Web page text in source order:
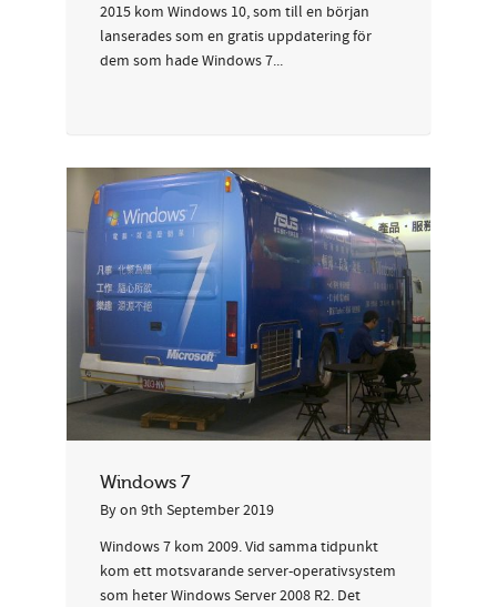
2015 kom Windows 10, som till en början
lanserades som en gratis uppdatering för
dem som hade Windows 7...
Windows 7
Byon 9th September 2019
Windows 7 kom 2009. Vid samma tidpunkt
kom ett motsvarande server-operativsystem
som heter Windows Server 2008 R2. Det